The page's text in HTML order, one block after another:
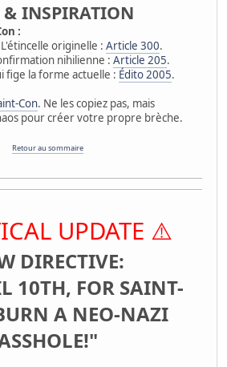
& INSPIRATION
:
L'étincelle originelle : Article 300.
nihilienne : Article 205.
fige la forme actuelle : Édito 2005.
Con. Ne les copiez pas, mais
pour créer votre propre brèche.
Retour au sommaire
UPDATE ⚠️
DIRECTIVE:
10TH, FOR SAINT-
A NEO-NAZI